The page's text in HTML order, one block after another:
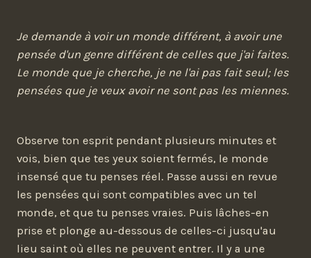
Je demande à voir un monde différent, à avoir une
pensée d'un genre différent de celles que j'ai faites.
Le monde que je cherche, je ne l'ai pas fait seul; les
pensées que je veux avoir ne sont pas les miennes.
Observe ton esprit pendant plusieurs minutes et
vois, bien que tes yeux soient fermés, le monde
insensé que tu penses réel. Passe aussi en revue
les pensées qui sont compatibles avec un tel
monde, et que tu penses vraies. Puis lâches-en
prise et plonge au-dessous de celles-ci jusqu'au
lieu saint où elles ne peuvent entrer. Il y a une